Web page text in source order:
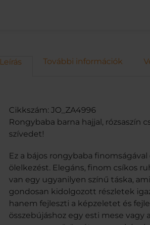
Leírás További információk
Cikkszám: JO_ZA4996
Rongybaba barna hajjal, rózsaszín
szívedet!
Ez a bájos rongybaba
ölelkezést. Elegáns, finom csíkos
van egy ugyanilyen színű táska,
gondosan kidolgozott részletek
hanem fejleszti a képzeletet és
összebújáshoz egy esti mese vagy